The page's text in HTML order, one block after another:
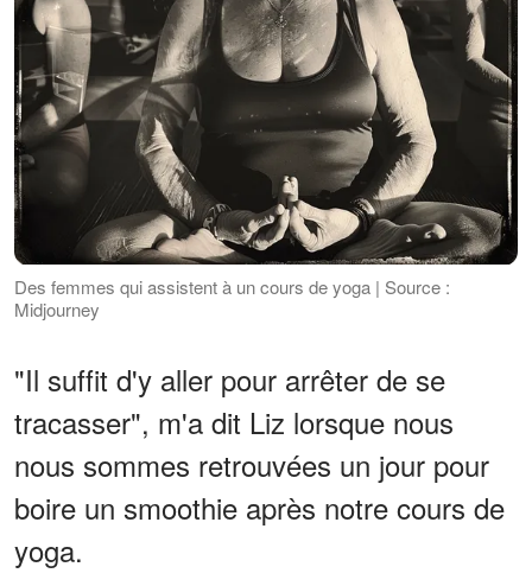
Des femmes qui assistent à un cours de yoga | Source :
Midjourney
"Il suffit d'y aller pour arrêter de se
tracasser", m'a dit Liz lorsque nous
nous sommes retrouvées un jour pour
boire un smoothie après notre cours de
yoga.